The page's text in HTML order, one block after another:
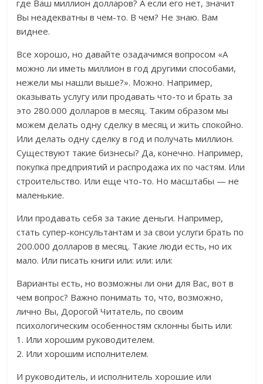
где Ваш миллион долларов? А если его нет, значит
Вы неадекватны в чем-то. В чем? Не знаю. Вам
виднее.
Все хорошо, но давайте озадачимся вопросом «А
можно ли иметь миллион в год другими способами,
нежели мы нашли выше?». Можно. Например,
оказывать услугу или продавать что-то и брать за
это 280.000 долларов в месяц. Таким образом мы
можем делать одну сделку в месяц и жить спокойно.
Или делать одну сделку в год и получать миллион.
Существуют такие бизнесы? Да, конечно. Например,
покупка предприятий и распродажа их по частям. Или
строительство. Или еще что-то. Но масштабы — не
маленькие.
Или продавать себя за такие деньги. Например,
стать супер-консультантам и за свои услуги брать по
200.000 долларов в месяц. Такие люди есть, но их
мало. Или писать книги или: или: или:
Варианты есть, но возможны ли они для Вас, вот в
чем вопрос? Важно понимать то, что, возможно,
лично Вы, Дорогой Читатель, по своим
психологическим особенностям склонны быть или:
1. Или хорошим руководителем.
2. Или хорошим исполнителем.
И руководитель, и исполнитель хорошие или